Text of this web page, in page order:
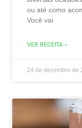
ou até como
Você vai
VER RECEITA »
24 de dezembro de